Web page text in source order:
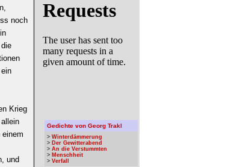
noch
Krieg
und
Gedichte von Georg Trakl
> Winterdämmerung
> Der Gewitterabend
> An die Verstummten
> Menschheit
> Verfall